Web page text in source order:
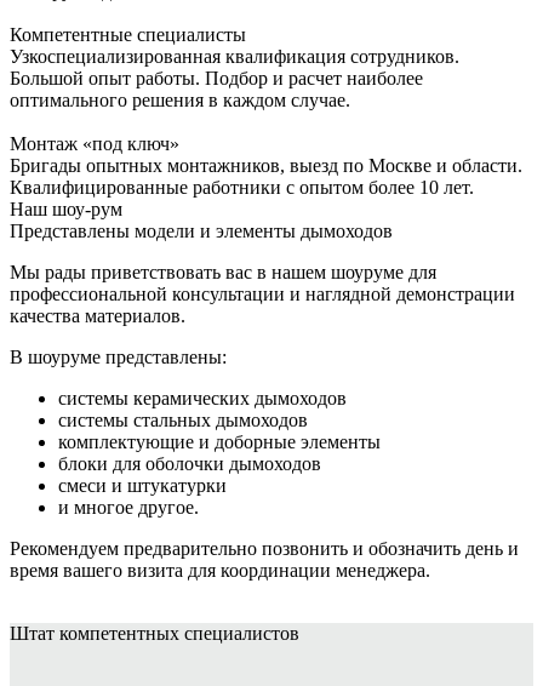
Компетентные специалисты
Узкоспециализированная квалификация сотрудников.
Большой опыт работы. Подбор и расчет наиболее
оптимального решения в каждом случае.
Монтаж «под ключ»
Бригады опытных монтажников, выезд по Москве и области.
Квалифицированные работники с опытом более 10 лет.
Наш шоу-рум
Представлены модели и элементы дымоходов
Мы рады приветствовать вас в нашем шоуруме для
профессиональной консультации и наглядной демонстрации
качества материалов.
В шоуруме представлены:
системы керамических дымоходов
системы стальных дымоходов
комплектующие и доборные элементы
блоки для оболочки дымоходов
смеси и штукатурки
и многое другое.
Рекомендуем предварительно позвонить и обозначить день и
время вашего визита для координации менеджера.
Штат компетентных специалистов